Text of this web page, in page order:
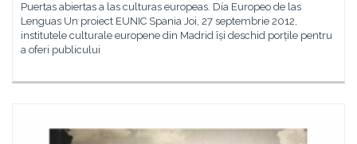
Puertas abiertas a las culturas europeas. Día Europeo de las
Lenguas Un proiect EUNIC Spania Joi, 27 septembrie 2012,
institutele culturale europene din Madrid își deschid porțile pentru
a oferi publicului